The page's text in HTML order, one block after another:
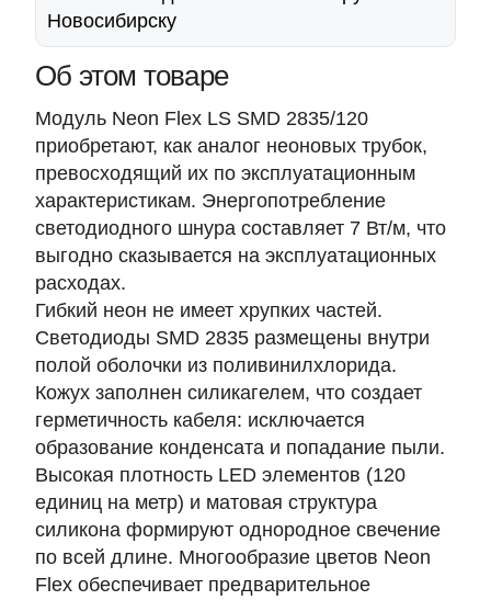
Новосибирску
Об этом товаре
Модуль Neon Flex LS SMD 2835/120
приобретают, как аналог неоновых трубок,
превосходящий их по эксплуатационным
характеристикам. Энергопотребление
светодиодного шнура составляет 7 Вт/м, что
выгодно сказывается на эксплуатационных
расходах.
Гибкий неон не имеет хрупких частей.
Светодиоды SMD 2835 размещены внутри
полой оболочки из поливинилхлорида.
Кожух заполнен силикагелем, что создает
герметичность кабеля: исключается
образование конденсата и попадание пыли.
Высокая плотность LED элементов (120
единиц на метр) и матовая структура
силикона формируют однородное свечение
по всей длине. Многообразие цветов Neon
Flex обеспечивает предварительное